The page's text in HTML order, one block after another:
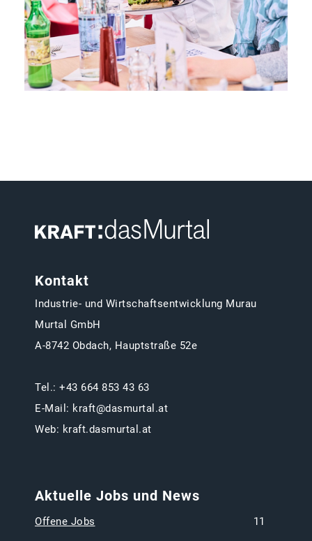
Kontakt
Industrie- und Wirtschaftsentwicklung Murau
Murtal GmbH
A-8742 Obdach, Hauptstraße 52e
Tel.: +43 664 853 43 63
E-Mail: kraft@dasmurtal.at
Web: kraft.dasmurtal.at
Aktuelle Jobs und News
Offene Jobs 11